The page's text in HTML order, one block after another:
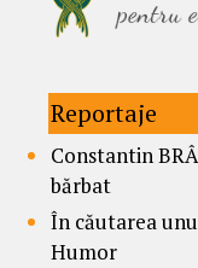
Reportaje
Constantin
bărbat
În căutarea
Humor